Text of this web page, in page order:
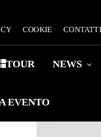
COOKIE CONTATTI
TOUR NEWS
EVENTO